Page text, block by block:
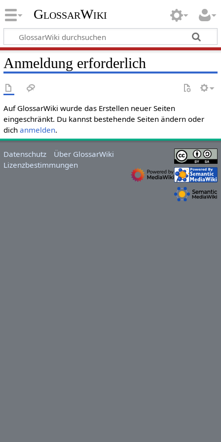
GlossarWiki
Anmeldung erforderlich
Auf GlossarWiki wurde das Erstellen neuer Seiten
eingeschränkt. Du kannst bestehende Seiten ändern oder
dich anmelden.
Datenschutz
Über GlossarWiki
Lizenzbestimmungen